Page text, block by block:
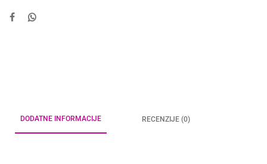
DODATNE INFORMACIJE RECENZIJE (0)